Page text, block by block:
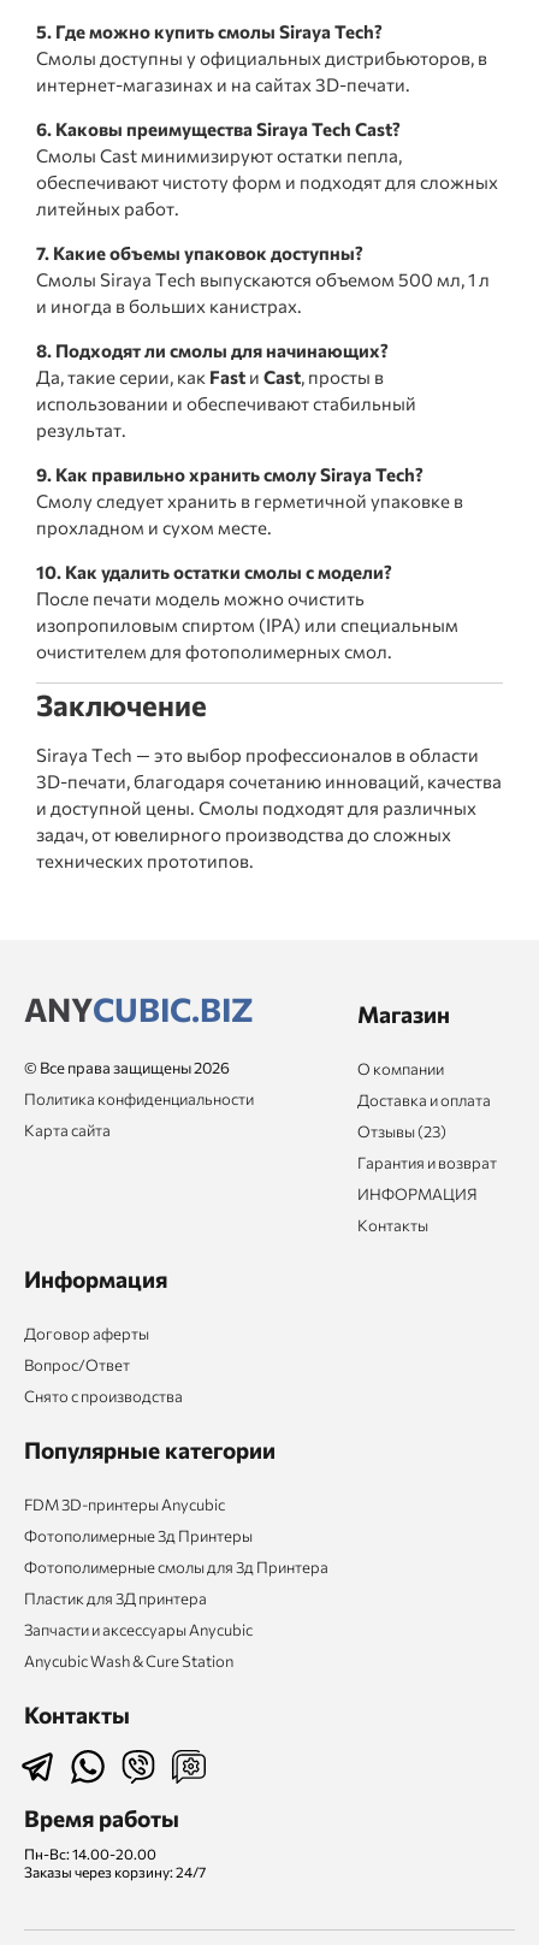
5. Где можно купить смолы Siraya Tech?
Смолы доступны у официальных дистрибьюторов, в
интернет-магазинах и на сайтах 3D-печати.
6. Каковы преимущества Siraya Tech Cast?
Смолы Cast минимизируют остатки пепла,
обеспечивают чистоту форм и подходят для сложных
литейных работ.
7. Какие объемы упаковок доступны?
Смолы Siraya Tech выпускаются объемом 500 мл, 1 л
и иногда в больших канистрах.
8. Подходят ли смолы для начинающих?
Да, такие серии, как Fast и Cast, просты в
использовании и обеспечивают стабильный
результат.
9. Как правильно хранить смолу Siraya Tech?
Смолу следует хранить в герметичной упаковке в
прохладном и сухом месте.
10. Как удалить остатки смолы с модели?
После печати модель можно очистить
изопропиловым спиртом (IPA) или специальным
очистителем для фотополимерных смол.
Заключение
Siraya Tech — это выбор профессионалов в области
3D-печати, благодаря сочетанию инноваций, качества
и доступной цены. Смолы подходят для различных
задач, от ювелирного производства до сложных
технических прототипов.
ANYCUBIC.BIZ
© Все права защищены 2026
Политика конфиденциальности
Карта сайта
Магазин
О компании
Доставка и оплата
Отзывы (23)
Гарантия и возврат
ИНФОРМАЦИЯ
Контакты
Информация
Договор аферты
Вопрос/Ответ
Снято с производства
Популярные категории
FDM 3D-принтеры Anycubic
Фотополимерные 3д Принтеры
Фотополимерные смолы для 3д Принтера
Пластик для 3Д принтера
Запчасти и аксессуары Anycubic
Anycubic Wash & Cure Station
Контакты
Время работы
Пн-Вс: 14.00-20.00
Заказы через корзину: 24/7